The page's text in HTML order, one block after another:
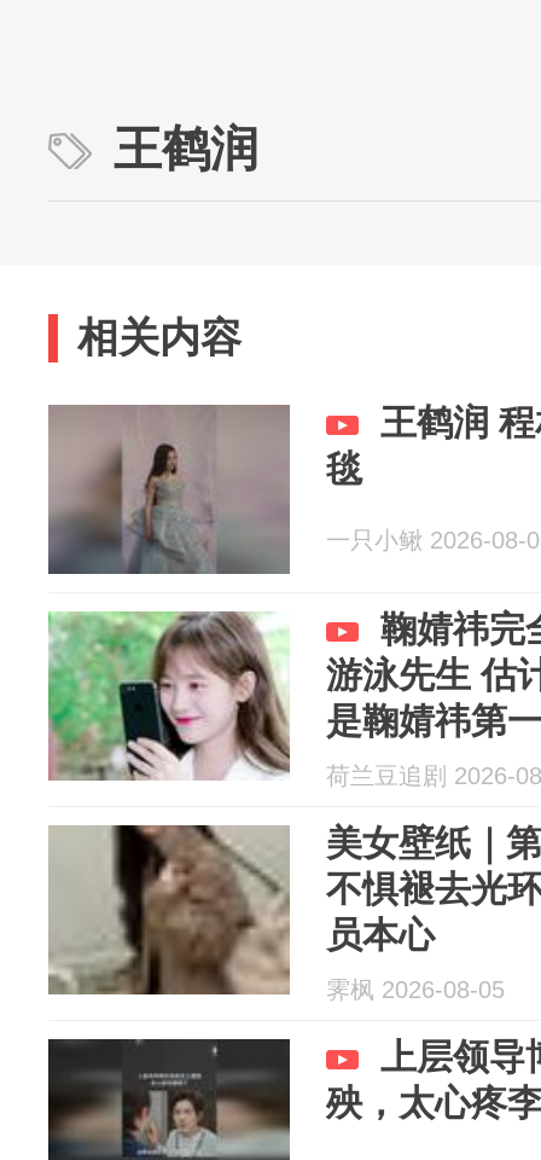
王鹤润
相关内容
王鹤润
毯
一只小鳅 2026-08-
鞠婧祎完
游泳先生 估
是鞠婧祎第
荷兰豆追剧 2026-
美女壁纸｜
不惧褪去光
员本心
霁枫 2026-08-05
上层领导
殃，太心疼